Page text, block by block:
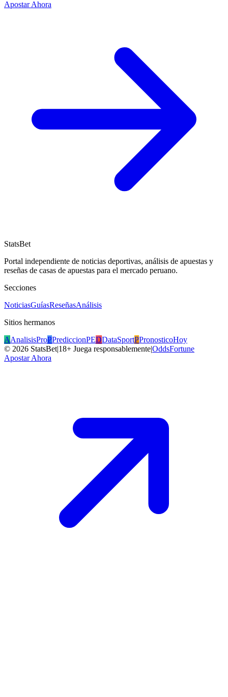
Apostar Ahora
StatsBet
Portal independiente de noticias deportivas, análisis de apuestas y
reseñas de casas de apuestas para el mercado peruano.
Secciones
NoticiasGuíasReseñasAnálisis
Sitios hermanos
AAnalisisProPPrediccionPEDDataSportPPronosticoHoy
© 2026 StatsBet|18+ Juega responsablemente|OddsFortune
Apostar Ahora